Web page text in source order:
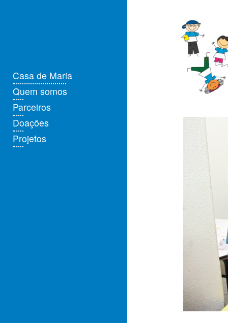
Casa de Maria
Quem somos
Parceiros
Doações
Projetos